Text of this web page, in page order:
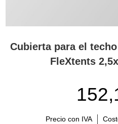
Cubierta para el
FleXtents
Precio con IVA